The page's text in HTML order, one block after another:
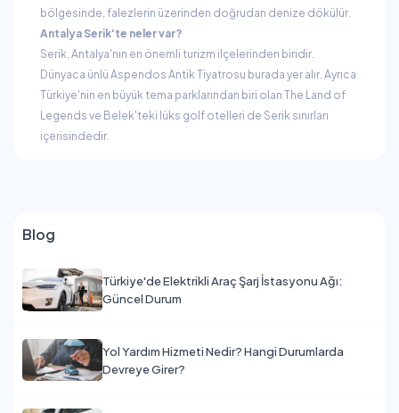
bölgesinde, falezlerin üzerinden doğrudan denize dökülür.
Antalya Serik'te neler var?
Serik, Antalya'nın en önemli turizm ilçelerinden biridir.
Dünyaca ünlü Aspendos Antik Tiyatrosu burada yer alır. Ayrıca
Türkiye'nin en büyük tema parklarından biri olan The Land of
Legends ve Belek'teki lüks golf otelleri de Serik sınırları
içerisindedir.
Blog
Türkiye'de Elektrikli Araç Şarj İstasyonu Ağı:
Güncel Durum
Yol Yardım Hizmeti Nedir? Hangi Durumlarda
Devreye Girer?